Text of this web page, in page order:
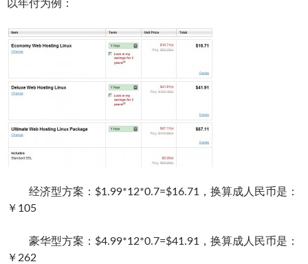
以年付为例：
经济型方案：$1.99*12*0.7=$16.71，换算成人民币是：
￥105
豪华型方案：$4.99*12*0.7=$41.91，换算成人民币是：
￥262